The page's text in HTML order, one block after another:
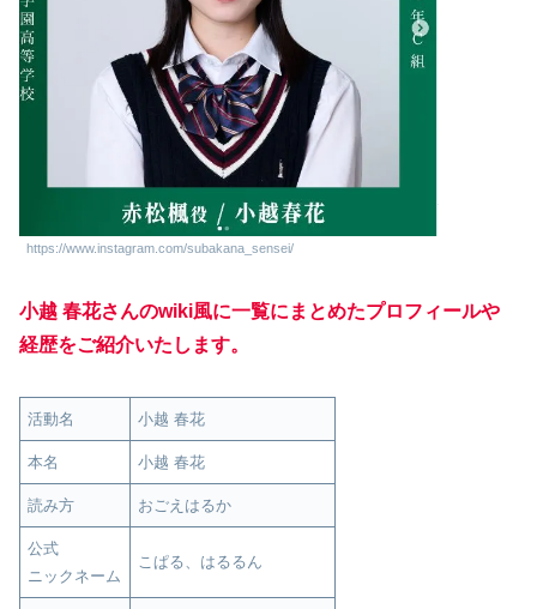
https://www.instagram.com/subakana_sensei/
小越 春花さんのwiki風に一覧にまとめたプロフィールや
経歴をご紹介いたします。
活動名 小越 春花
本名 小越 春花
読み方 おごえはるか
公式
ニックネーム
こぱる、はるるん